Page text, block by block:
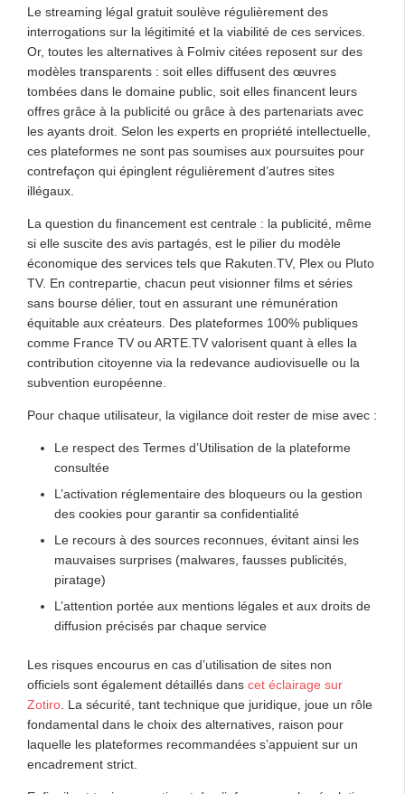
Le streaming légal gratuit soulève régulièrement des
interrogations sur la légitimité et la viabilité de ces services.
Or, toutes les alternatives à Folmiv citées reposent sur des
modèles transparents : soit elles diffusent des œuvres
tombées dans le domaine public, soit elles financent leurs
offres grâce à la publicité ou grâce à des partenariats avec
les ayants droit. Selon les experts en propriété intellectuelle,
ces plateformes ne sont pas soumises aux poursuites pour
contrefaçon qui épinglent régulièrement d’autres sites
illégaux.
La question du financement est centrale : la publicité, même
si elle suscite des avis partagés, est le pilier du modèle
économique des services tels que Rakuten.TV, Plex ou Pluto
TV. En contrepartie, chacun peut visionner films et séries
sans bourse délier, tout en assurant une rémunération
équitable aux créateurs. Des plateformes 100% publiques
comme France TV ou ARTE.TV valorisent quant à elles la
contribution citoyenne via la redevance audiovisuelle ou la
subvention européenne.
Pour chaque utilisateur, la vigilance doit rester de mise avec :
Le respect des Termes d’Utilisation de la plateforme
consultée
L’activation réglementaire des bloqueurs ou la gestion
des cookies pour garantir sa confidentialité
Le recours à des sources reconnues, évitant ainsi les
mauvaises surprises (malwares, fausses publicités,
piratage)
L’attention portée aux mentions légales et aux droits de
diffusion précisés par chaque service
Les risques encourus en cas d’utilisation de sites non
officiels sont également détaillés dans cet éclairage sur
Zotiro . La sécurité, tant technique que juridique, joue un rôle
fondamental dans le choix des alternatives, raison pour
laquelle les plateformes recommandées s’appuient sur un
encadrement strict.